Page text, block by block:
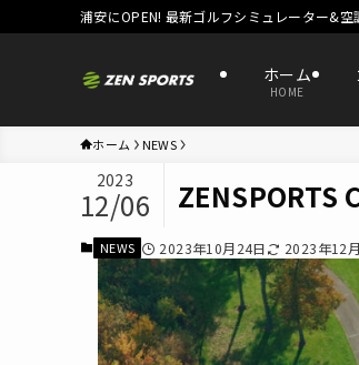
浦安にOPEN! 最新ゴルフシミュレーター&
ホーム
HOME
ホーム NEWS
ZENSPORTS
2023
12/06
NEWS 2023年10月24日 2023年12